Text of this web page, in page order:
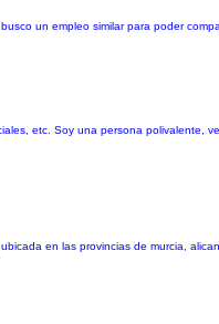
un empleo similar para poder
etc. Soy una persona polivalente,
en las provincias de murcia,